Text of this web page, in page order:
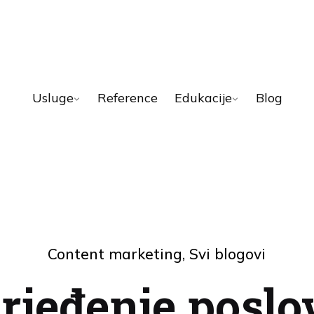
Usluge Reference Edukacije Blog
Content marketing Svi blogovi